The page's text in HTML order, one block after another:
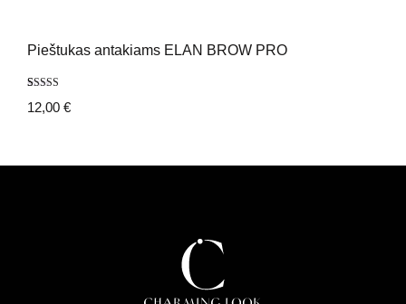
Pieštukas antakiams ELAN BROW PRO
5.00iš 5
12,00 €